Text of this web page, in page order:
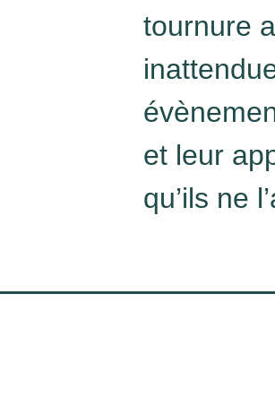
tournure
et leur
qu’ils ne